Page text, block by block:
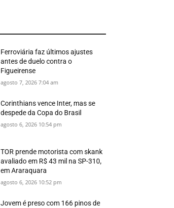
Ferroviária faz últimos ajustes
antes de duelo contra o
Figueirense
agosto 7, 2026 7:04 am
Corinthians vence Inter, mas se
despede da Copa do Brasil
agosto 6, 2026 10:54 pm
TOR prende motorista com skank
avaliado em R$ 43 mil na SP-310,
em Araraquara
agosto 6, 2026 10:52 pm
Jovem é preso com 166 pinos de